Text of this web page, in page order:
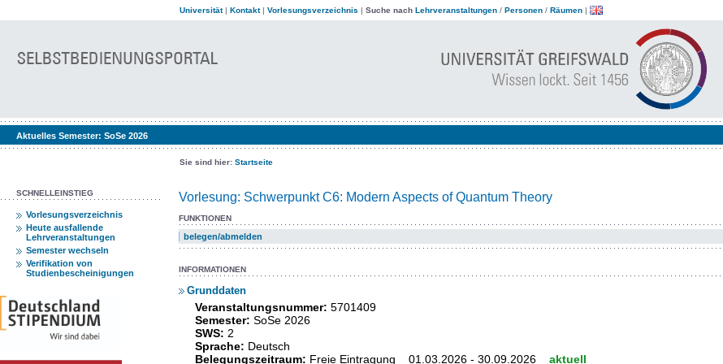
Universität| Kontakt| Vorlesungsverzeichnis | Suche nach Lehrveranstaltungen / Personen / Räumen |
Aktuelles Semester: SoSe 2026
Sie sind hier: Startseite
SCHNELLEINSTIEG
Vorlesungsverzeichnis
Heute ausfallende
Lehrveranstaltungen
Semester wechseln
Verifikation von
Studienbescheinigungen
Vorlesung: Schwerpunkt C6: Modern Aspects of Quantum Theory
FUNKTIONEN
belegen/abmelden
INFORMATIONEN
Grunddaten
Veranstaltungsnummer: 5701409
Semester: SoSe 2026
SWS: 2
Sprache: Deutsch
Belegungszeitraum: Freie Eintragung 01.03.2026 - 30.09.2026 aktuell